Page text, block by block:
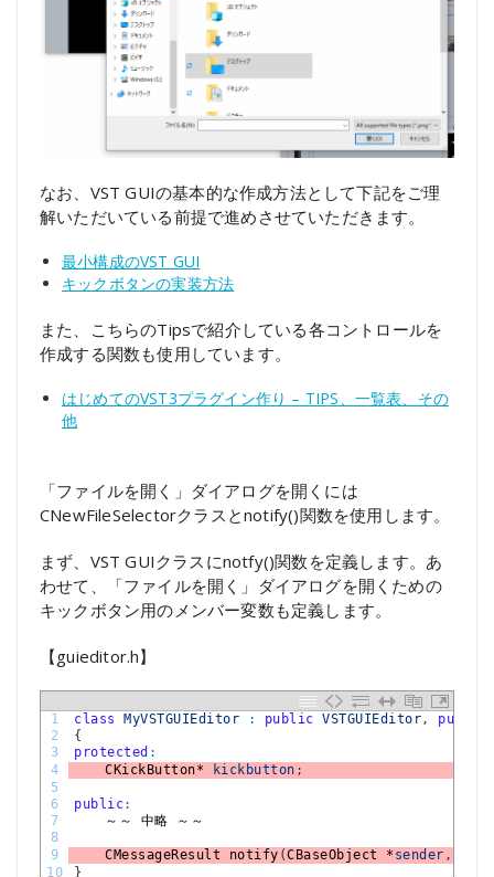
なお、VST GUIの基本的な作成方法として下記をご理
解いただいている前提で進めさせていただきます。
最小構成のVST GUI
キックボタンの実装方法
また、こちらのTipsで紹介している各コントロールを
作成する関数も使用しています。
はじめてのVST3プラグイン作り – TIPS、一覧表、その
他
「ファイルを開く」ダイアログを開くには
CNewFileSelectorクラスとnotify()関数を使用します。
まず、VST GUIクラスにnotfy()関数を定義します。あ
わせて、「ファイルを開く」ダイアログを開くための
キックボタン用のメンバー変数も定義します。
【guieditor.h】
1
2
3
4
5
6
7
8
9
10
class MyVSTGUIEditor : public VSTGUIEditor,
public
{
protected :
CKickButton*
kickbutton ;
public:
～～
中略 ～～
CMessageResult notify (CBaseObject * sender ,
}